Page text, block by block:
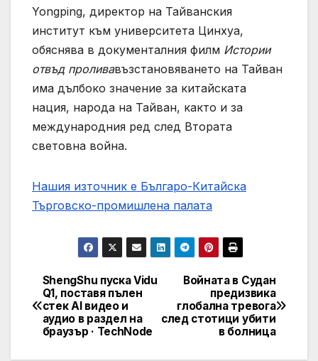
Yongping, директор на Тайванския
институт към университета Цинхуа,
обяснява в документалния филм Истории
отвъд проливавъзстановяването на Тайван
има дълбоко значение за китайската
нация, народа на Тайван, както и за
международния ред след Втората
световна война.
Нашия източник е Българо-Китайска
Търговско-промишлена палaта
Post
navigation
Войната в Судан
предизвика
глобална тревога
след стотици убити
в болница
ShengShu пуска Vidu
Q1, поставя пълен
стек AI видео и
аудио в раздел на
браузър · TechNode